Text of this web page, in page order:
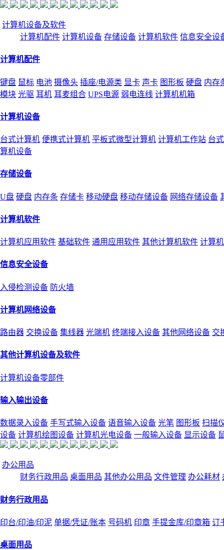
计算机设备及软件
计算机配件 计算机设备 存储设备 计算机软件 信息安全设
计算机配件
键盘 鼠标 电池 摄像头 插座/电源类 显卡 声卡 图形板 硬盘 内存
模块 光驱 耳机 耳麦组合 UPS电源 弱电连线 计算机机箱
计算机设备
台式计算机 便携式计算机 平板式微型计算机 计算机工作站 台
算机设备
存储设备
U盘 硬盘 内存条 存储卡 移动硬盘 移动存储设备 网络存储设备
计算机软件
计算机应用软件 基础软件 通用应用软件 其他计算机软件 计算
信息安全设备
入侵检测设备 防火墙
计算机网络设备
路由器 交换设备 集线器 光端机 终端接入设备 其他网络设备 交
其他计算机设备及软件
计算机设备零部件
输入输出设备
数据录入设备 手写式输入设备 语音输入设备 光笔 图形板 扫描
设备 计算机绘图设备 计算机光电设备 一般输入设备 显示设备
办公用品
财务行政用品 桌面用品 其他办公用品 文件管理 办公耗材
财务行政用品
印台/印油/印泥 单据/凭证/账本 号码机 印章 手提金库/印章箱 订
桌面用品